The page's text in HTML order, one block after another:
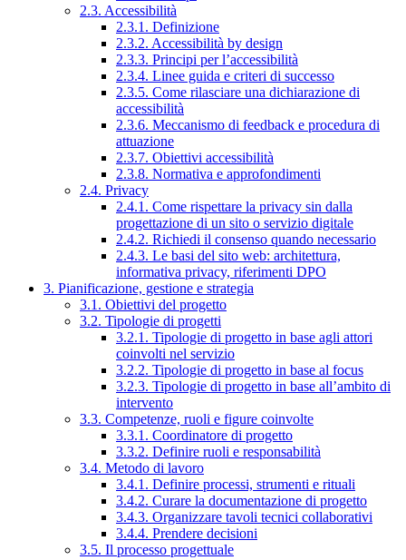
2.3. Accessibilità
2.3.1. Definizione
2.3.2. Accessibilità by design
2.3.3. Principi per l’accessibilità
2.3.4. Linee guida e criteri di successo
2.3.5. Come rilasciare una dichiarazione di
accessibilità
2.3.6. Meccanismo di feedback e procedura di
attuazione
2.3.7. Obiettivi accessibilità
2.3.8. Normativa e approfondimenti
2.4. Privacy
2.4.1. Come rispettare la privacy sin dalla
progettazione di un sito o servizio digitale
2.4.2. Richiedi il consenso quando necessario
2.4.3. Le basi del sito web: architettura,
informativa privacy, riferimenti DPO
3. Pianificazione, gestione e strategia
3.1. Obiettivi del progetto
3.2. Tipologie di progetti
3.2.1. Tipologie di progetto in base agli attori
coinvolti nel servizio
3.2.2. Tipologie di progetto in base al focus
3.2.3. Tipologie di progetto in base all’ambito di
intervento
3.3. Competenze, ruoli e figure coinvolte
3.3.1. Coordinatore di progetto
3.3.2. Definire ruoli e responsabilità
3.4. Metodo di lavoro
3.4.1. Definire processi, strumenti e rituali
3.4.2. Curare la documentazione di progetto
3.4.3. Organizzare tavoli tecnici collaborativi
3.4.4. Prendere decisioni
3.5. Il processo progettuale